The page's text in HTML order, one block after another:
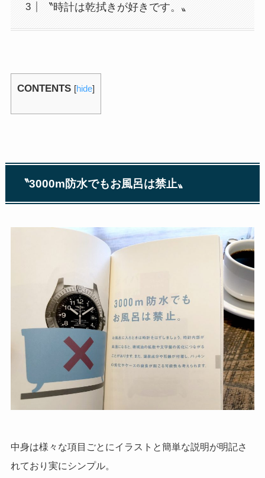
〝時計は乾拭きが好きです。〟
CONTENTS [hide]
〝3000m防水でもお風呂は禁止〟
中身は様々な項目ごとにイラストと簡単な説明が明記さ
れており実にシンプル。